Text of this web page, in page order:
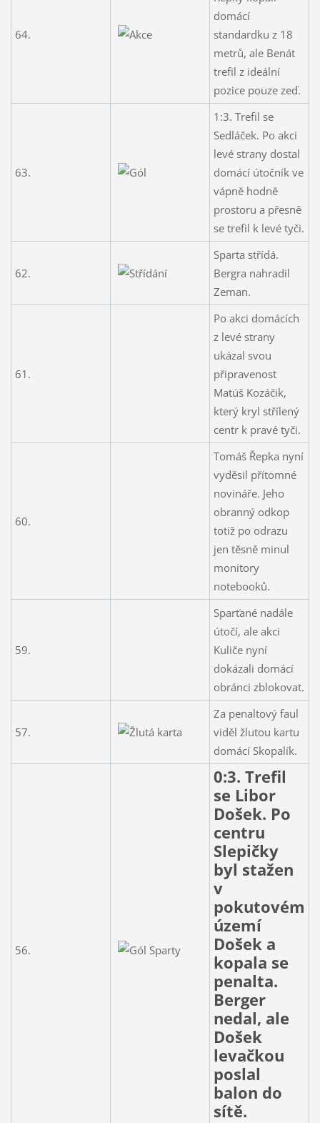
64.
domácí
standardku z 18
metrů, ale Benát
trefil z ideální
pozice pouze zeď.
63.
1:3. Trefil se
Sedláček. Po akci
levé strany dostal
domácí útočník ve
vápně hodně
prostoru a přesně
se trefil k levé tyči.
62.
Sparta střídá.
Bergra nahradil
Zeman.
61.
Po akci domácích
z levé strany
ukázal svou
připravenost
Matúš Kozáčik,
který kryl střílený
centr k pravé tyči.
60.
Tomáš Řepka nyní
vyděsil přítomné
novináře. Jeho
obranný odkop
totiž po odrazu
jen těsně minul
monitory
notebooků.
59.
Sparťané nadále
útočí, ale akci
Kuliče nyní
dokázali domácí
obránci zblokovat.
57.
Za penaltový faul
viděl žlutou kartu
domácí Skopalík.
56.
0:3. Trefil
se Libor
Došek. Po
centru
Slepičky
byl stažen
v
pokutovém
území
Došek a
kopala se
penalta.
Berger
nedal, ale
Došek
levačkou
poslal
balon do
sítě.